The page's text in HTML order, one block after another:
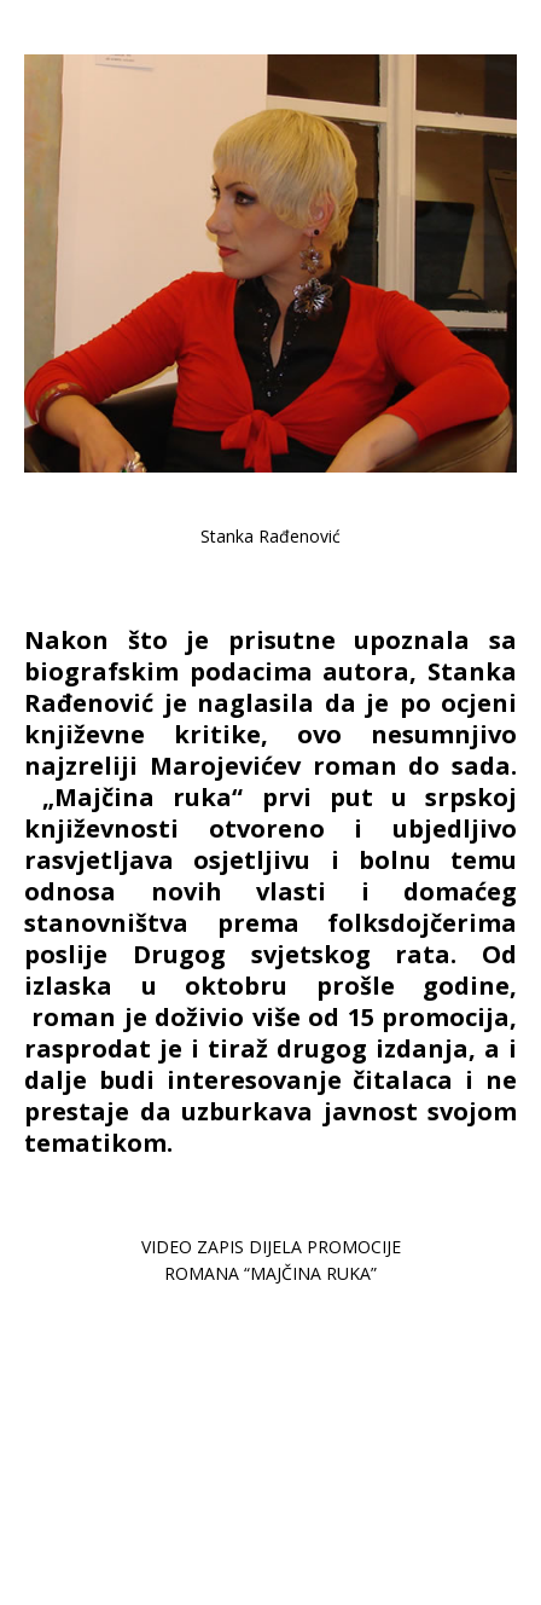
Stanka Rađenović
Nakon što je prisutne upoznala sa
biografskim podacima autora, Stanka
Rađenović je naglasila da je po ocjeni
književne kritike, ovo nesumnjivo
najzreliji Marojevićev roman do sada.
„Majčina ruka“ prvi put u srpskoj
književnosti otvoreno i ubjedljivo
rasvjetljava osjetljivu i bolnu temu
odnosa novih vlasti i domaćeg
stanovništva prema folksdojčerima
poslije Drugog svjetskog rata. Od
izlaska u oktobru prošle godine,
roman je doživio više od 15 promocija,
rasprodat je i tiraž drugog izdanja, a i
dalje budi interesovanje čitalaca i ne
prestaje da uzburkava javnost svojom
tematikom.
VIDEO ZAPIS DIJELA PROMOCIJE
ROMANA “MAJČINA RUKA”